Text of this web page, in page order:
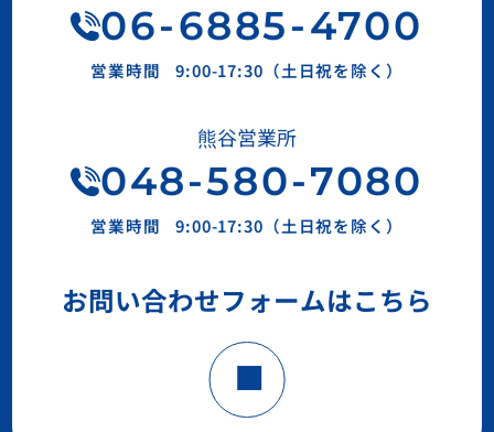
06-6885-4700
営業時間 9:00-17:30（土日祝を除く）
熊谷営業所
048-580-7080
営業時間 9:00-17:30（土日祝を除く）
お問い合わせフォームはこちら